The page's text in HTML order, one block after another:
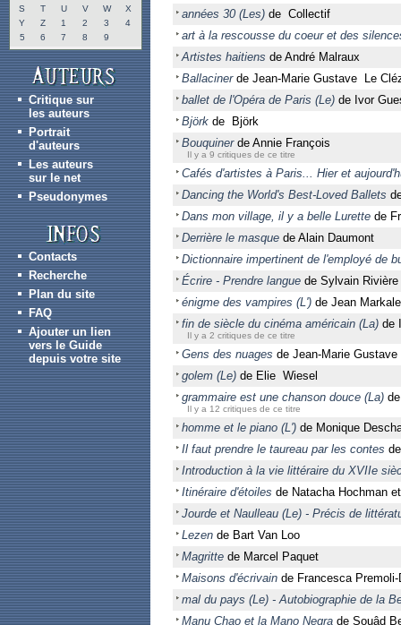
S
T U V W
X
Y
Z 1 2 3
4
5
6 7 8 9
Critique sur
les auteurs
Portrait
d'auteurs
Les auteurs
sur le net
Pseudonymes
Contacts
Recherche
Plan du site
FAQ
Ajouter un lien
vers le Guide
depuis votre site
années 30 (Les) de Collectif
art à la rescousse du coeur et des
Artistes haitiens de André Malraux
Ballacinerde Jean-Marie Gustave Le
ballet de l'Opéra de Paris (Le) de Ivor
Björk de Björk
Bouquinerde Annie François
Il y a 9 critiques de ce titre
Cafés d'artistes à Paris... Hier et
Dancing the World's Best-Loved Ballets
Dans mon village, il y a belle Lurette de
Derrière le masque de Alain Daumont
Dictionnaire impertinent de l'employé de
Écrire - Prendre langue de Sylvain Rivière
énigme des vampires (L') de Jean Markale
fin de siècle du cinéma américain (La) de
Il y a 2 critiques de ce titre
Gens des nuages de Jean-Marie Gustave
golem (Le) de Elie Wiesel
grammaire est une chanson douce (La)
Il y a 12 critiques de ce titre
homme et le piano (L') de Monique
Il faut prendre le taureau par les contes
Introduction à la vie littéraire du XVIIe
Itinéraire d'étoiles de Natacha Hochman
Jourde et Naulleau (Le) - Précis de
Lezen de Bart Van Loo
Magritte de Marcel Paquet
Maisons d'écrivain de Francesca
mal du pays (Le) - Autobiographie de la
Manu Chao et la Mano Negra de Souâd